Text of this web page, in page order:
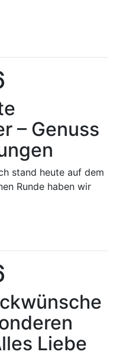
– Genuss
stand heute auf dem
Runde haben wir
Liebe